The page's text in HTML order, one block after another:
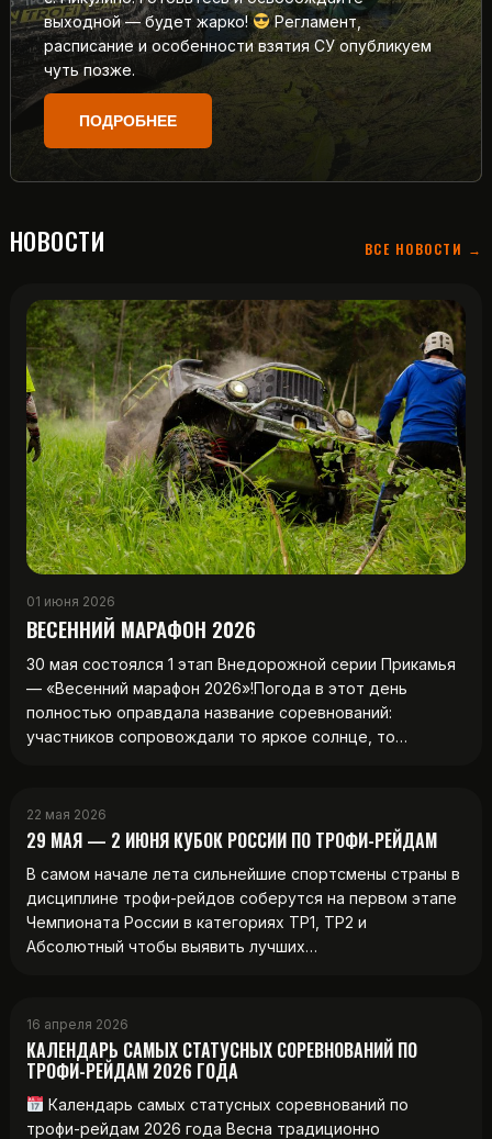
выходной — будет жарко!
Регламент,
расписание и особенности взятия СУ опубликуем
чуть позже.
ПОДРОБНЕЕ
НОВОСТИ ВСЕ НОВОСТИ →
01 июня 2026
ВЕСЕННИЙ МАРАФОН 2026
30 мая состоялся 1 этап Внедорожной серии Прикамья
— «Весенний марафон 2026»!Погода в этот день
полностью оправдала название соревнований:
участников сопровождали то яркое солнце, то…
22 мая 2026
29 МАЯ — 2 ИЮНЯ КУБОК РОССИИ ПО ТРОФИ-РЕЙДАМ
В самом начале лета сильнейшие спортсмены страны в
дисциплине трофи-рейдов соберутся на первом этапе
Чемпионата России в категориях ТР1, ТР2 и
Абсолютный чтобы выявить лучших…
16 апреля 2026
КАЛЕНДАРЬ САМЫХ СТАТУСНЫХ СОРЕВНОВАНИЙ ПО
ТРОФИ-РЕЙДАМ 2026 ГОДА
Календарь самых статусных соревнований по
трофи-рейдам 2026 года Весна традиционно